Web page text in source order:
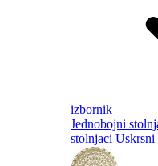
izbornik
Jednobojni
stolnjaci Uskrsni